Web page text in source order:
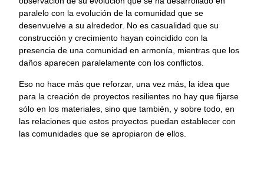
paralelo con la evolución de la comunidad que se
desenvuelve a su alrededor. No es casualidad que su
construcción y crecimiento hayan coincidido con la
presencia de una comunidad en armonía, mientras que los
daños aparecen paralelamente con los conflictos.
Eso no hace más que reforzar, una vez más, la idea que
para la creación de proyectos resilientes no hay que fijarse
sólo en los materiales, sino que también, y sobre todo, en
las relaciones que estos proyectos puedan establecer con
las comunidades que se apropiaron de ellos.